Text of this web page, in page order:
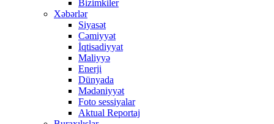
Bizimkiler
Xəbərlər
Siyasət
Cəmiyyət
İqtisadiyyat
Maliyyə
Enerji
Dünyada
Mədəniyyət
Foto sessiyalar
Aktual Reportaj